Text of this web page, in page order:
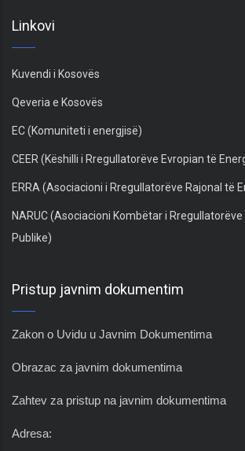
Linkovi
Kuvendi i Kosovës
Qeveria e Kosovës
EC (Komuniteti i energjisë)
CEER (Këshilli i Rregullatorëve Evropian të
ERRA (Asociacioni i Rregullatorëve Rajonal të
NARUC (Asociacioni Kombëtar i
Publike)
Pristup javnim dokumentim
Zakon o Uvidu u Javnim Dokumentima
Obrazac za javnim dokumentima
Zahtev za pristup na javnim dokumentima
Adresa: